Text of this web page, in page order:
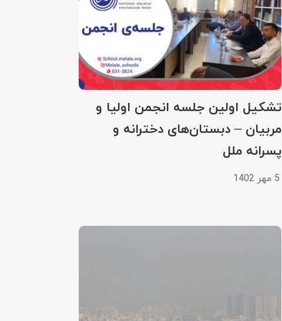
تشکیل اولین جلسه انجمن اولیا و
مربیان – دبستان‌های دخترانه و
پسرانه ملل
5 مهر 1402